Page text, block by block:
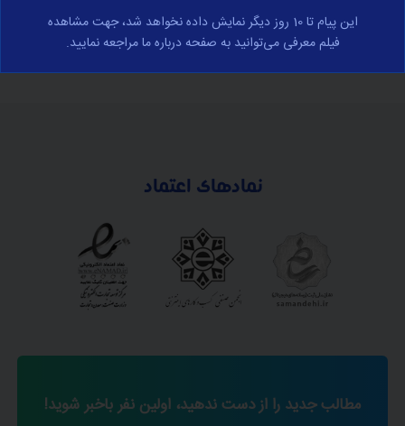
ورود
نمادهای اعتماد
مطالب جدید را از دست ندهید، اولین نفر باخبر شوید!
این پیام تا 10 روز دیگر نمایش داده نخواهد شد، جهت مشاهده
فیلم معرفی می‌توانید به صفحه درباره ما مراجعه نمایید.